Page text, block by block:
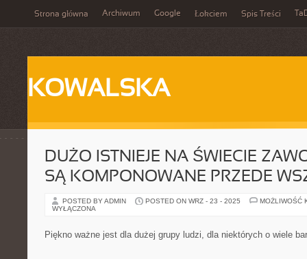
Strona główna Archiwum Google Łokciem Spis Treści
KOWALSKA
DUŻO ISTNIEJE NA ŚWIECIE
SĄ KOMPONOWANE PRZEDE
POSTED BY ADMIN POSTED ON WRZ - 23 - 2025
MOŻLIWOŚĆ
WYŁĄCZONA
Piękno ważne jest dla dużej grupy ludzi, dla niektórych o wiele